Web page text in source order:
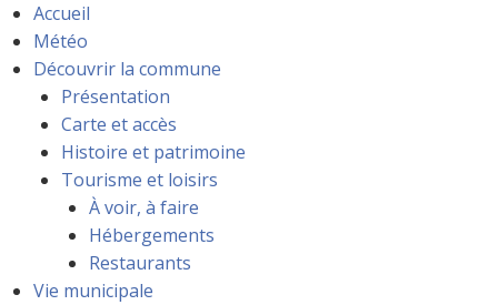
Accueil
Météo
Découvrir la commune
Présentation
Carte et accès
Histoire et patrimoine
Tourisme et loisirs
À voir, à faire
Hébergements
Restaurants
Vie municipale